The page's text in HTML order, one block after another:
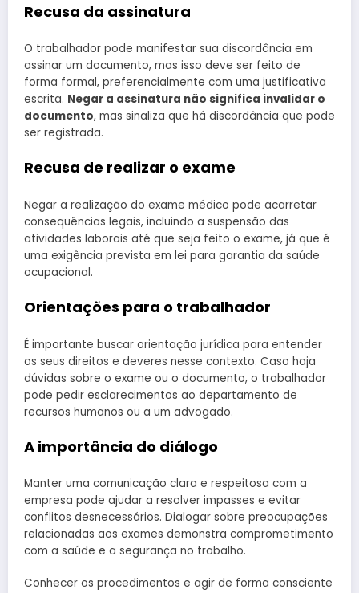
Recusa da assinatura
O trabalhador pode manifestar sua discordância em
assinar um documento, mas isso deve ser feito de
forma formal, preferencialmente com uma justificativa
escrita. Negar a assinatura não significa invalidar o
documento, mas sinaliza que há discordância que pode
ser registrada.
Recusa de realizar o exame
Negar a realização do exame médico pode acarretar
consequências legais, incluindo a suspensão das
atividades laborais até que seja feito o exame, já que é
uma exigência prevista em lei para garantia da saúde
ocupacional.
Orientações para o trabalhador
É importante buscar orientação jurídica para entender
os seus direitos e deveres nesse contexto. Caso haja
dúvidas sobre o exame ou o documento, o trabalhador
pode pedir esclarecimentos ao departamento de
recursos humanos ou a um advogado.
A importância do diálogo
Manter uma comunicação clara e respeitosa com a
empresa pode ajudar a resolver impasses e evitar
conflitos desnecessários. Dialogar sobre preocupações
relacionadas aos exames demonstra comprometimento
com a saúde e a segurança no trabalho.
Conhecer os procedimentos e agir de forma consciente